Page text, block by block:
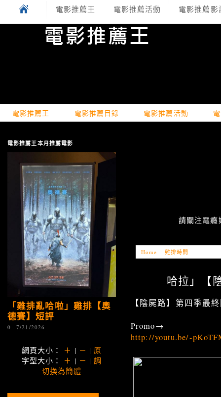
電影推薦王 電影推薦活動 電影推薦影
電影推薦王 電影推薦目錄 電影推薦活動
請關注電
Home 雞排時間
哈拉」【
【陰屍路】第四季最
Promo→
http://youtu.be/-
電影推薦王本月推薦電影
「雞排亂哈啦」雞排【奧
德賽】短評
0 7/21/2026
網頁大小： ＋ | － | 原
字型大小： ＋ | － |調
切換為簡體